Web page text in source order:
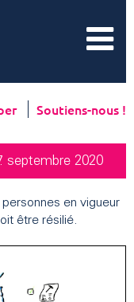
Soutiens-nous !
septembre 2020
personnes en vigueur
être résilié.